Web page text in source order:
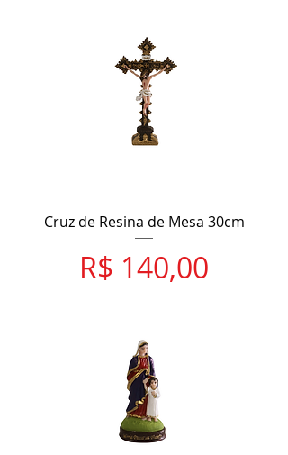
Cruz de Resina de Mesa 30cm
Preço
R$ 140,00